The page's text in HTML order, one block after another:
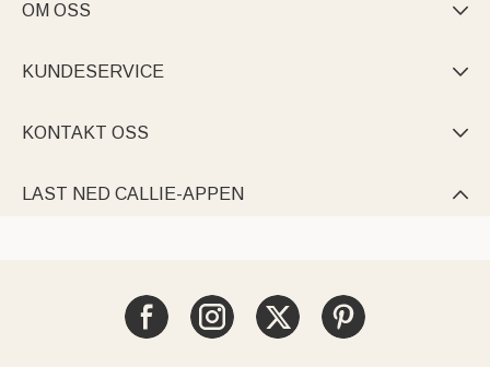
OM OSS 
KUNDESERVICE 
KONTAKT OSS 
LAST NED CALLIE-APPEN 